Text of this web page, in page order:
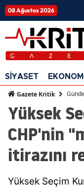
08 Ağustos 2026
SİYASET EKONOMİ
Gazete Kritik
Yüksek
CHP'nin
itirazını
Yüksek Seçim